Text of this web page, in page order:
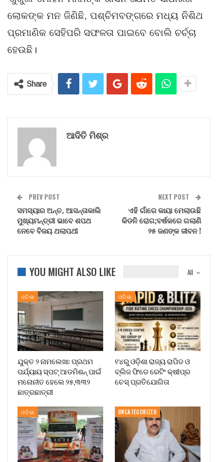
ଲୋକଙ୍କ ମନ ଜିଣିଛି, ପଶ୍ଚିମବଙ୍ଗରେ ମଧ୍ୟ ନିଶିଥ
ପ୍ରମାଣିକ ସେହିପରି ସଫଳତା ପାଇବେ ବୋଲି ଚର୍ଚ୍ଚା
ହେଉଛି।
Share
ଆଦିତି ମିଶ୍ର
PREV POST
ସମସ୍ୟାର ଅନ୍ତ, ଆସନ୍ତାକାଲି
ମୁଖ୍ୟମନ୍ତ୍ରୀ ଭାବେ ଶପଥ
ନେବେ ବିଜୟ ଥଲାପଥୀ
NEXT POST
ଏହି ଗାଁରେ କାୟା ମେଲାଉଛି
କିଡନି ରୋଗ;ବର୍ଷକରେ ଗଲାଣି
୨୫ ଜଣଙ୍କ ଜୀବନ !
All
YOU MIGHT ALSO LIKE
ଓଡିଶା
ଯୁକ୍ତ ୨ ନାମଲେଖା: ପ୍ରଥମ
ପର୍ଯ୍ୟାୟ ସ୍ପଟ୍ ଆଡମିଶନ୍ ପାଇଁ
ମନୋନୀତ ହେଲେ ୨୫,୩୩୨
ଛାତ୍ରଛାତ୍ରୀ
ଓଡିଶା
୧୪ରୁ ଓଡ଼ିଶା ରାଜ୍ୟ ରାପିଡ ଓ
ବ୍ଲିଜ ଫିଡେ ରେଟିଂ କ୍ଷୀପ୍ର
ଚେସ୍ ପ୍ରତିଯୋଗିତା
ଓଡିଶା UNCATEGORIZED